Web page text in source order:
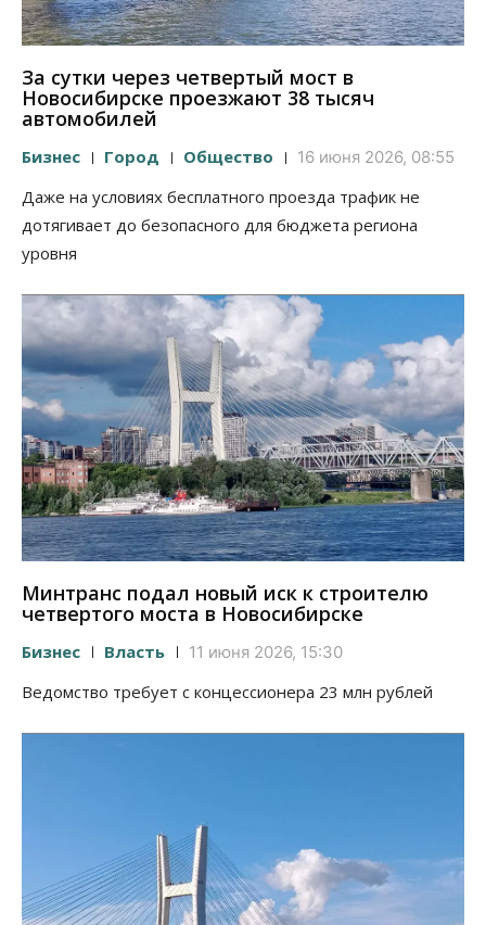
За сутки через четвертый мост в
Новосибирске проезжают 38 тысяч
автомобилей
Бизнес Город Общество 16 июня 2026, 08:55
Даже на условиях бесплатного проезда трафик не
дотягивает до безопасного для бюджета региона
уровня
Минтранс подал новый иск к строителю
четвертого моста в Новосибирске
Бизнес Власть 11 июня 2026, 15:30
Ведомство требует с концессионера 23 млн рублей